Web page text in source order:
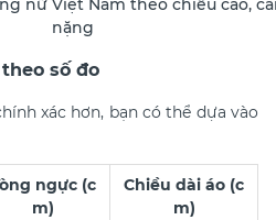
nữ Việt Nam theo chiều cao,
nặng
số đo
xác hơn, bạn có thể dựa vào
ngực (c
m)
Chiều dài áo (c
m)